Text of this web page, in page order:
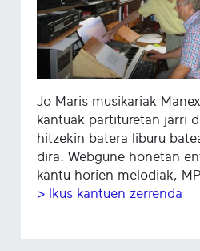
Jo Maris musikariak
kantuak partituretan jarri
hitzekin batera liburu
dira. Webgune honetan
kantu horien melodiak,
> Ikus kantuen zerrenda